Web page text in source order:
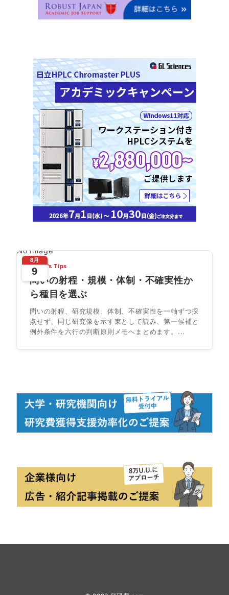
No Image
8月
9
Today's Tips
問いの射程・規模・体制・不確実性か
ら種目を選ぶ
問いの射程、研究規模、体制、不確実性を一軸ずつ採
点せず、同じ研究像を示す束として読み、第一候補と
例外条件を六行の判断原則メモへまとめます。...